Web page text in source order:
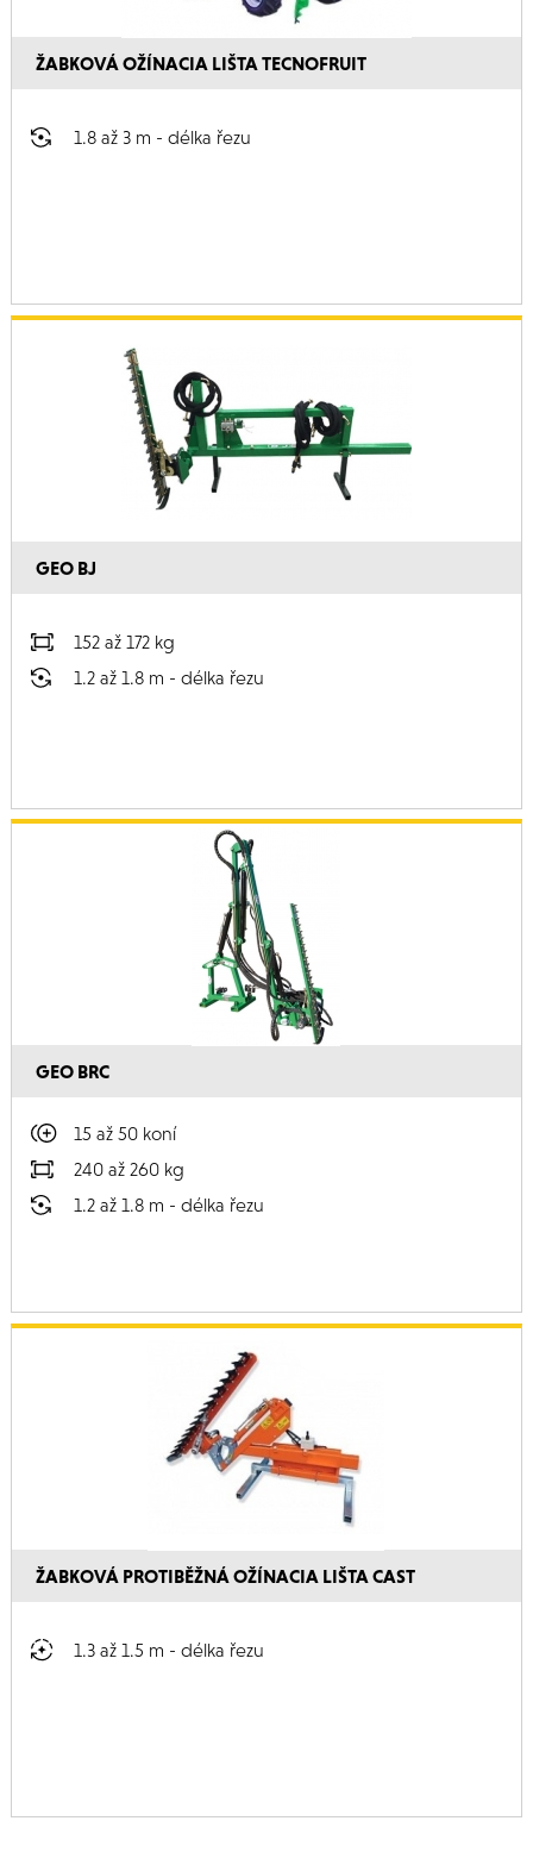
ŽABKOVÁ OŽÍNACIA LIŠTA TECNOFRUIT
1.8 až 3 m - délka řezu
GEO BJ
152 až 172 kg
1.2 až 1.8 m - délka řezu
GEO BRC
15 až 50 koní
240 až 260 kg
1.2 až 1.8 m - délka řezu
ŽABKOVÁ PROTIBĚŽNÁ OŽÍNACIA LIŠTA CAST
1.3 až 1.5 m - délka řezu